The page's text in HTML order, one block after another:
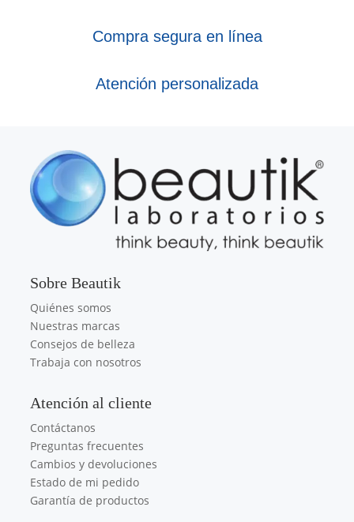
Compra segura en línea
Atención personalizada
Sobre Beautik
Quiénes somos
Nuestras marcas
Consejos de belleza
Trabaja con nosotros
Atención al cliente
Contáctanos
Preguntas frecuentes
Cambios y devoluciones
Estado de mi pedido
Garantía de productos